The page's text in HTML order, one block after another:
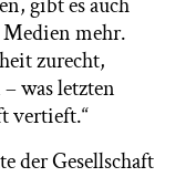
gibt es auch
mehr.
zurecht,
was letzten
vertieft.“
der Gesellschaft